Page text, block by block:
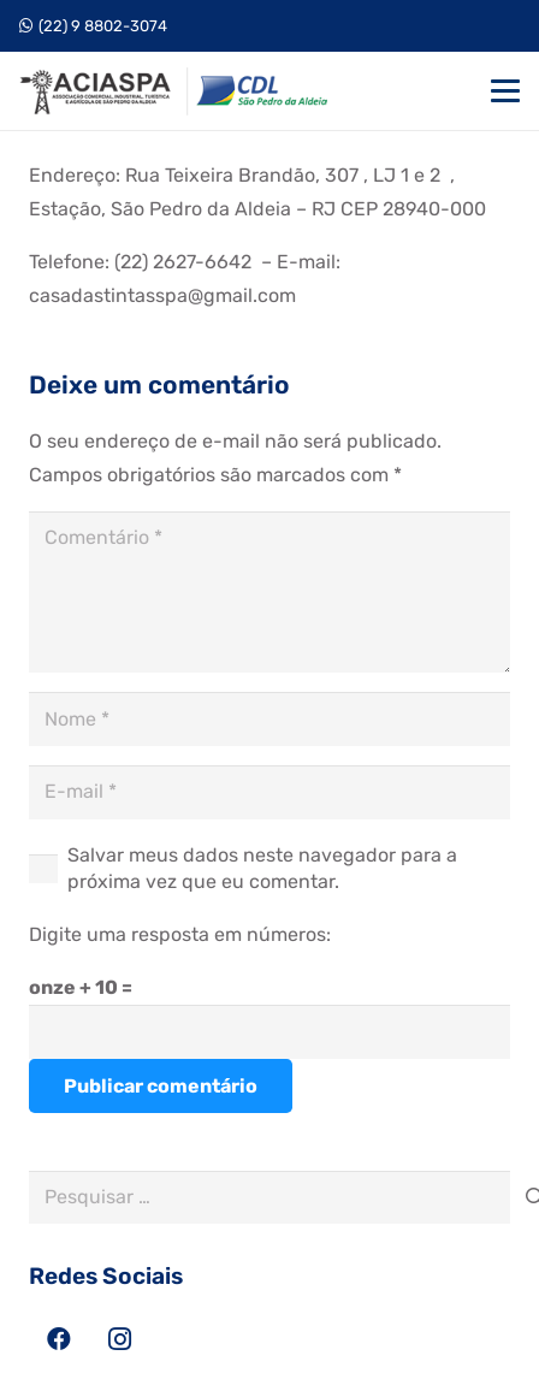
(22) 9 8802-3074
Endereço: Rua Teixeira Brandão, 307 , LJ 1 e 2 ,
Estação, São Pedro da Aldeia – RJ CEP 28940-000
Telefone: (22) 2627-6642 – E-mail:
casadastintasspa@gmail.com
Deixe um comentário
O seu endereço de e-mail não será publicado.
Campos obrigatórios são marcados com *
Salvar meus dados neste navegador para a
próxima vez que eu comentar.
Digite uma resposta em números:
onze + 10 =
Publicar comentário
Pesquisar
Redes Sociais